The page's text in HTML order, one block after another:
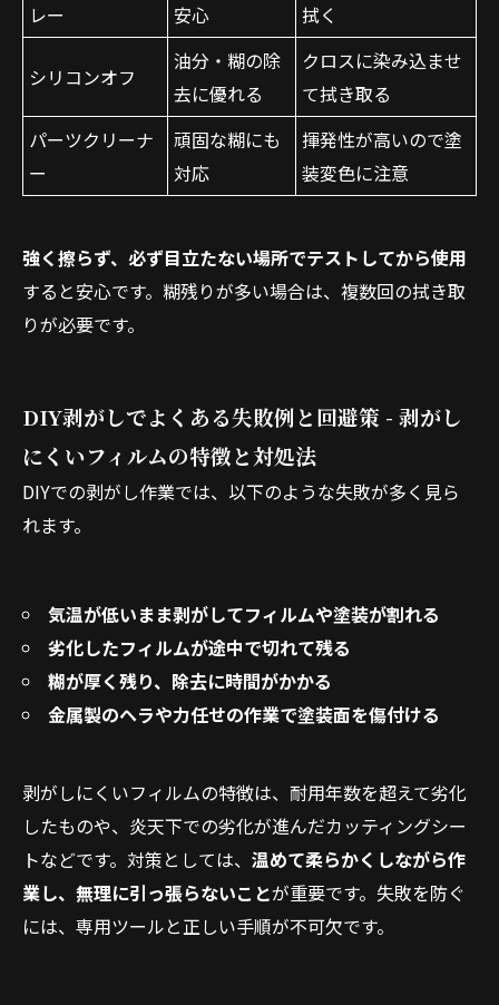
レー
安心
拭く
シリコンオフ
油分・糊の除
去に優れる
クロスに染み込ませ
て拭き取る
パーツクリーナ
ー
頑固な糊にも
対応
揮発性が高いので塗
装変色に注意
強く擦らず、必ず目立たない場所でテストしてから使用
すると安心です。糊残りが多い場合は、複数回の拭き取
りが必要です。
DIY剥がしでよくある失敗例と回避策 - 剥がし
にくいフィルムの特徴と対処法
DIYでの剥がし作業では、以下のような失敗が多く見ら
れます。
気温が低いまま剥がしてフィルムや塗装が割れる
劣化したフィルムが途中で切れて残る
糊が厚く残り、除去に時間がかかる
金属製のヘラや力任せの作業で塗装面を傷付ける
剥がしにくいフィルムの特徴は、耐用年数を超えて劣化
したものや、炎天下での劣化が進んだカッティングシー
トなどです。対策としては、 温めて柔らかくしながら作
業し、無理に引っ張らないことが重要です。失敗を防ぐ
には、専用ツールと正しい手順が不可欠です。